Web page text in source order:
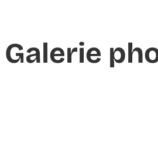
Galerie